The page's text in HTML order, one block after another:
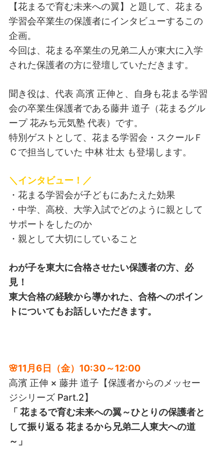
【花まるで育む未来への翼】と題して、花まる
学習会卒業生の保護者にインタビューするこの
企画。
今回は、花まる卒業生の兄弟二人が東大に入学
された保護者の方に登壇していただきます。
聞き役は、代表 高濱 正伸と、自身も花まる学習
会の卒業生保護者である藤井 道子（花まるグル
ープ 花みち元気塾 代表）です。
特別ゲストとして、花まる学習会・スクールＦ
Ｃで担当していた 中林 壮太 も登場します。
＼インタビュー！／
・花まる学習会が子どもにあたえた効果
・中学、高校、大学入試でどのように親として
サポートをしたのか
・親として大切にしていること
わが子を東大に合格させたい保護者の方、必
見！
東大合格の経験から導かれた、合格へのポイン
トについてもお話しいただきます。
🌸11月6日（金）10:30～12:00
高濱 正伸 × 藤井 道子【保護者からのメッセー
ジシリーズ Part.2】
「 花まるで育む未来への翼～ひとりの保護者と
して振り返る 花まるから兄弟二人東大への道
～」